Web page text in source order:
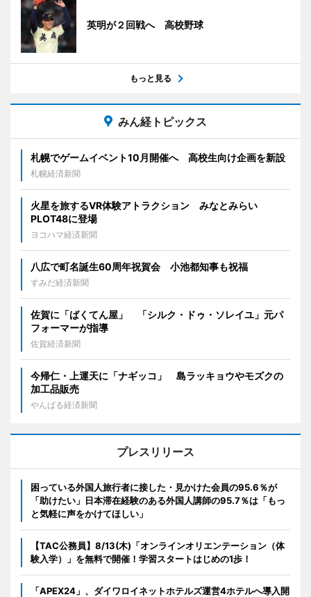
英明が２回戦へ 高校野球
もっと見る
みん経トピックス
札幌でゲームイベント10月開催へ 高校生向け企画を新設
札幌経済新聞
火星を旅するVR体験アトラクション みなとみらい
PLOT48に登場
ヨコハマ経済新聞
八広で町名誕生60周年祝賀会 小池都知事も祝福
すみだ経済新聞
佐賀に「ばくてん屋」 「シルク・ドゥ・ソレイユ」元パ
フォーマーが指導
佐賀経済新聞
今帰仁・上運天に「ナギッコ」 島ラッキョウやモズクの
加工品販売
やんばる経済新聞
プレスリリース
困っている外国人旅行者に接した・見かけた会員の95.6％が
「助けたい」日本滞在経験のある外国人講師の95.7％は「もっ
と気軽に声をかけてほしい」
【TAC公務員】8/13(木)「オンラインオリエンテーション（体
験入学）」を無料で開催！学習スタートはじめの1歩！
「APEX24」、ダイワロイネットホテルズ運営4ホテルへ導入開